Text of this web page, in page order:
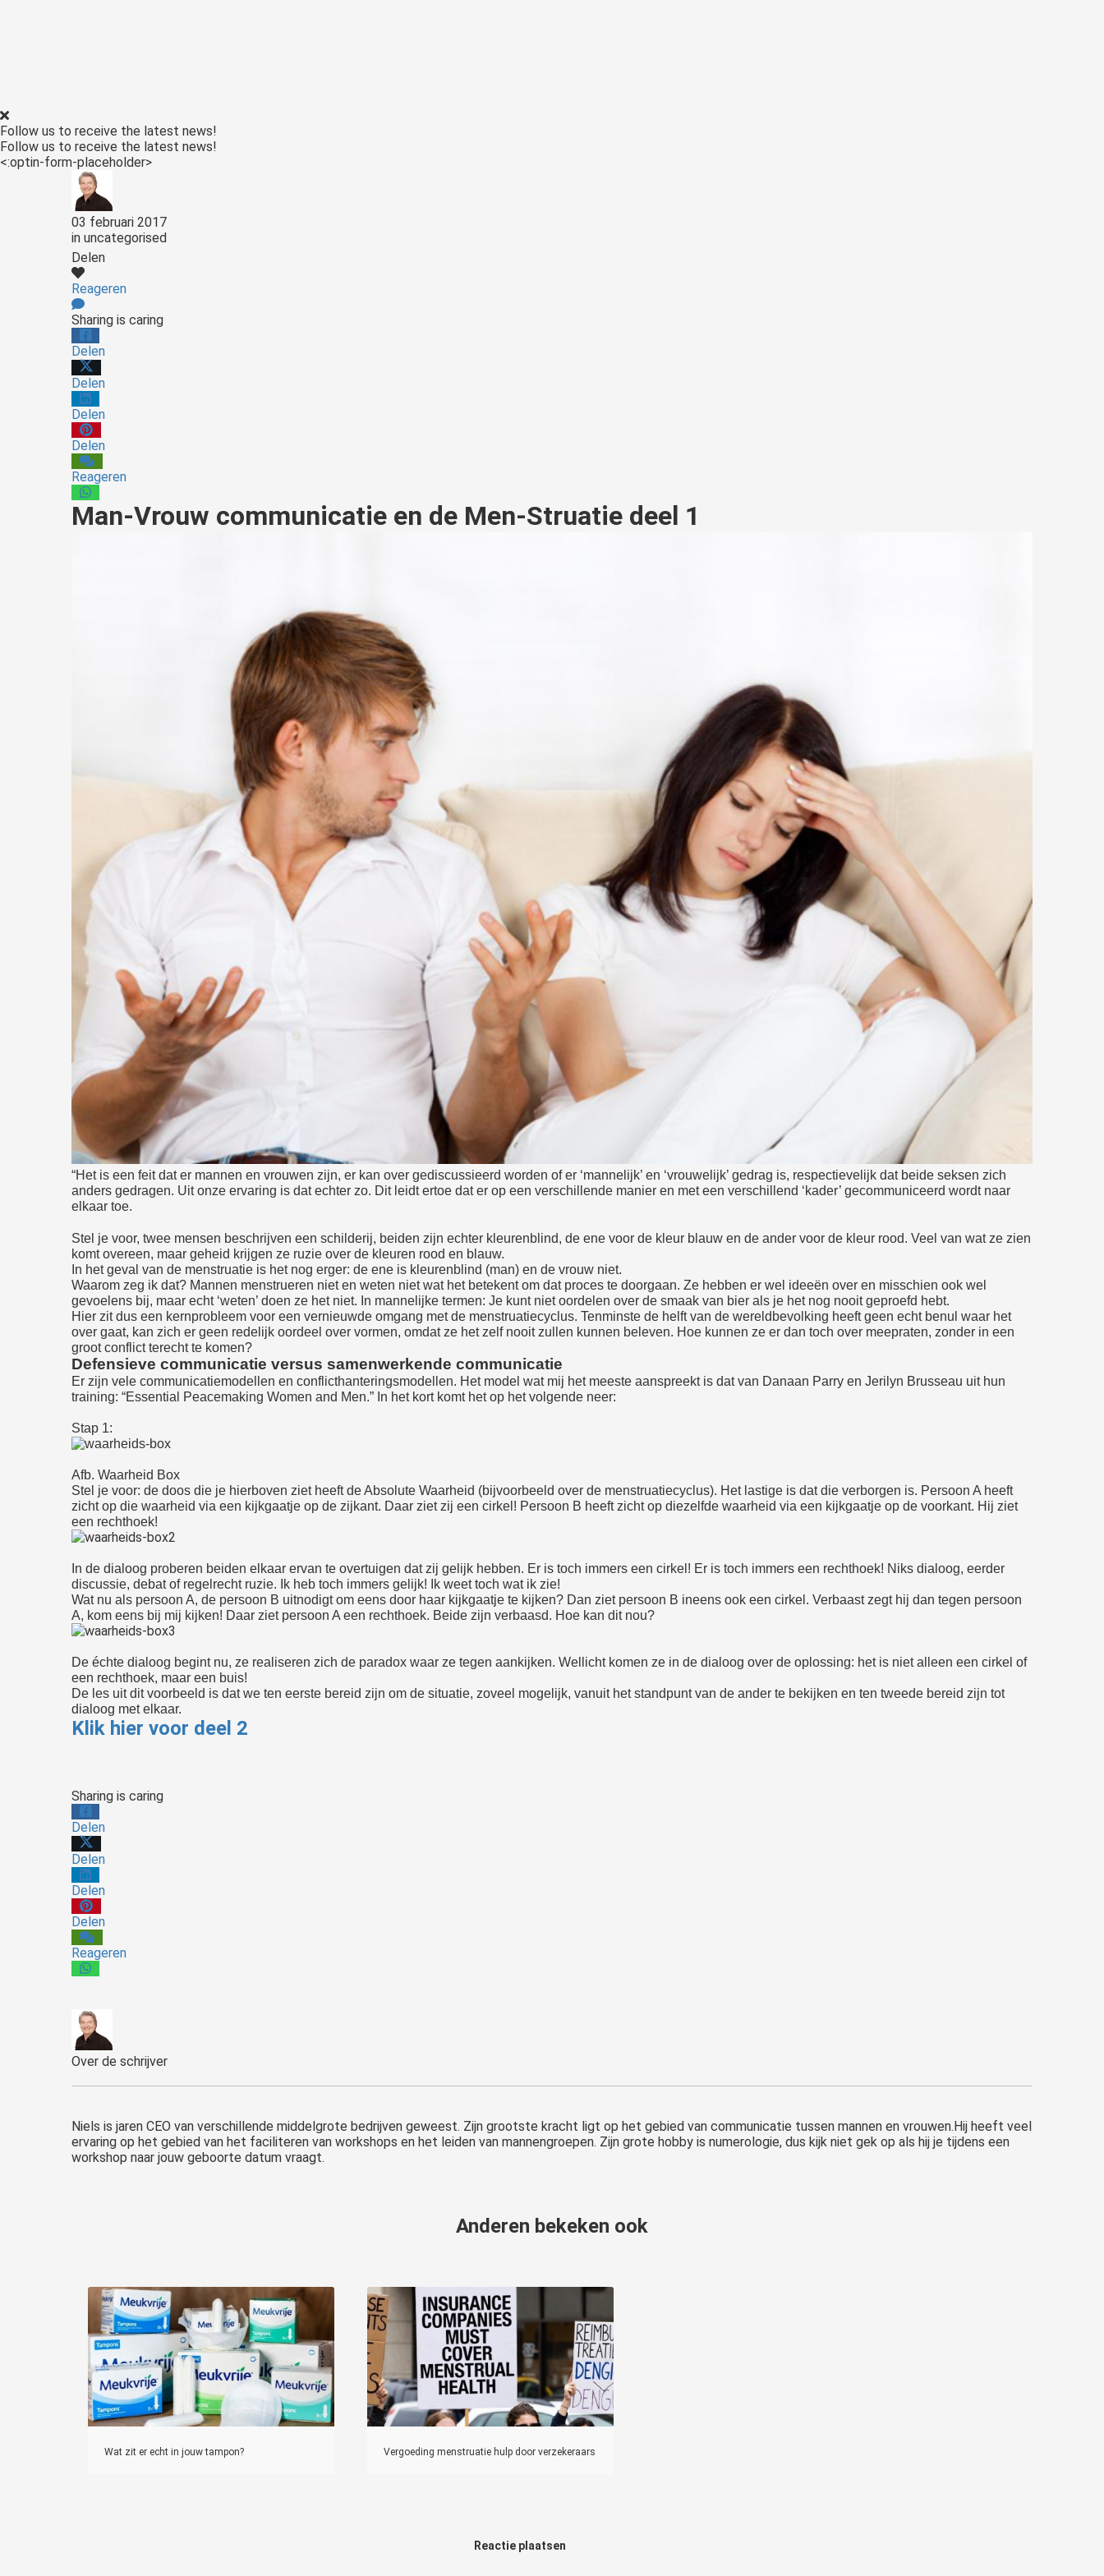
Follow us to receive the latest news!
Follow us to receive the latest news!
<:optin-form-placeholder>
03 februari 2017
in uncategorised
Delen
Reageren
Sharing is caring
Delen
Delen
Delen
Delen
Reageren
Man-Vrouw communicatie en de Men-Struatie deel 1
“Het is een feit dat er mannen en vrouwen zijn, er kan over gediscussieerd worden of er ‘mannelijk’ en ‘vrouwelijk’ gedrag is, respectievelijk dat beide seksen zich
anders gedragen. Uit onze ervaring is dat echter zo. Dit leidt ertoe dat er op een verschillende manier en met een verschillend ‘kader’ gecommuniceerd wordt naar
elkaar toe.
Stel je voor, twee mensen beschrijven een schilderij, beiden zijn echter kleurenblind, de ene voor de kleur blauw en de ander voor de kleur rood. Veel van wat ze zien
komt overeen, maar geheid krijgen ze ruzie over de kleuren rood en blauw.
In het geval van de menstruatie is het nog erger: de ene is kleurenblind (man) en de vrouw niet.
Waarom zeg ik dat? Mannen menstrueren niet en weten niet wat het betekent om dat proces te doorgaan. Ze hebben er wel ideeën over en misschien ook wel
gevoelens bij, maar echt ‘weten’ doen ze het niet. In mannelijke termen: Je kunt niet oordelen over de smaak van bier als je het nog nooit geproefd hebt.
Hier zit dus een kernprobleem voor een vernieuwde omgang met de menstruatiecyclus. Tenminste de helft van de wereldbevolking heeft geen echt benul waar het
over gaat, kan zich er geen redelijk oordeel over vormen, omdat ze het zelf nooit zullen kunnen beleven. Hoe kunnen ze er dan toch over meepraten, zonder in een
groot conflict terecht te komen?
Defensieve communicatie versus samenwerkende communicatie
Er zijn vele communicatiemodellen en conflicthanteringsmodellen. Het model wat mij het meeste aanspreekt is dat van Danaan Parry en Jerilyn Brusseau uit hun
training: “Essential Peacemaking Women and Men.” In het kort komt het op het volgende neer:
Stap 1:
Afb. Waarheid Box
Stel je voor: de doos die je hierboven ziet heeft de Absolute Waarheid (bijvoorbeeld over de menstruatiecyclus). Het lastige is dat die verborgen is. Persoon A heeft
zicht op die waarheid via een kijkgaatje op de zijkant. Daar ziet zij een cirkel! Persoon B heeft zicht op diezelfde waarheid via een kijkgaatje op de voorkant. Hij ziet
een rechthoek!
In de dialoog proberen beiden elkaar ervan te overtuigen dat zij gelijk hebben. Er is toch immers een cirkel! Er is toch immers een rechthoek! Niks dialoog, eerder
discussie, debat of regelrecht ruzie. Ik heb toch immers gelijk! Ik weet toch wat ik zie!
Wat nu als persoon A, de persoon B uitnodigt om eens door haar kijkgaatje te kijken? Dan ziet persoon B ineens ook een cirkel. Verbaast zegt hij dan tegen persoon
A, kom eens bij mij kijken! Daar ziet persoon A een rechthoek. Beide zijn verbaasd. Hoe kan dit nou?
De échte dialoog begint nu, ze realiseren zich de paradox waar ze tegen aankijken. Wellicht komen ze in de dialoog over de oplossing: het is niet alleen een cirkel of
een rechthoek, maar een buis!
De les uit dit voorbeeld is dat we ten eerste bereid zijn om de situatie, zoveel mogelijk, vanuit het standpunt van de ander te bekijken en ten tweede bereid zijn tot
dialoog met elkaar.
Klik hier voor deel 2
Sharing is caring
Delen
Delen
Delen
Delen
Reageren
Over de schrijver
Niels is jaren CEO van verschillende middelgrote bedrijven geweest. Zijn grootste kracht ligt op het gebied van communicatie tussen mannen en vrouwen.Hij heeft veel
ervaring op het gebied van het faciliteren van workshops en het leiden van mannengroepen. Zijn grote hobby is numerologie, dus kijk niet gek op als hij je tijdens een
workshop naar jouw geboorte datum vraagt.
Anderen bekeken ook
Wat zit er echt in jouw tampon? Vergoeding menstruatie hulp door verzekeraars
Reactie plaatsen